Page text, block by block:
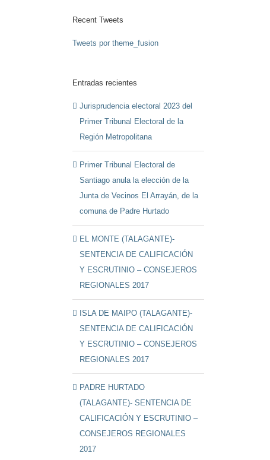
Recent Tweets
Tweets por theme_fusion
Entradas recientes
Jurisprudencia electoral 2023 del
Primer Tribunal Electoral de la
Región Metropolitana
Primer Tribunal Electoral de
Santiago anula la elección de la
Junta de Vecinos El Arrayán, de la
comuna de Padre Hurtado
EL MONTE (TALAGANTE)-
SENTENCIA DE CALIFICACIÓN
Y ESCRUTINIO – CONSEJEROS
REGIONALES 2017
ISLA DE MAIPO (TALAGANTE)-
SENTENCIA DE CALIFICACIÓN
Y ESCRUTINIO – CONSEJEROS
REGIONALES 2017
PADRE HURTADO
(TALAGANTE)- SENTENCIA DE
CALIFICACIÓN Y ESCRUTINIO –
CONSEJEROS REGIONALES
2017